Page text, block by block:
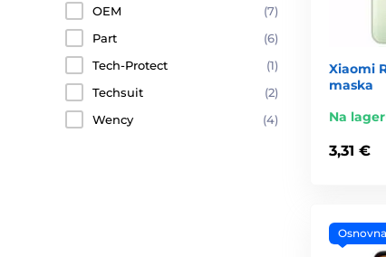
OEM
(7)
Part
(6)
Tech-Protect
(1)
Techsuit
(2)
Wency
(4)
Xiaomi
maska
Na
3,31 €
Osnovna